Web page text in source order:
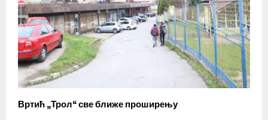
Вртић „Трол“ све ближе проширењу